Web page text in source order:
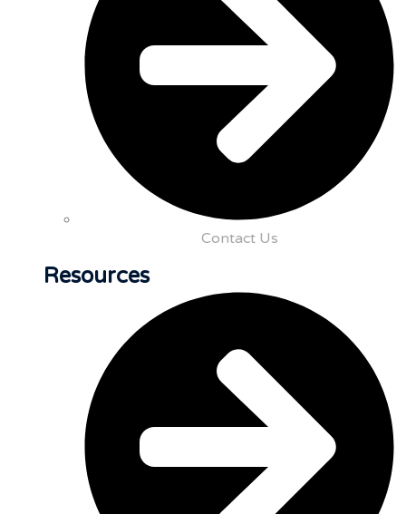
Contact Us
Resources